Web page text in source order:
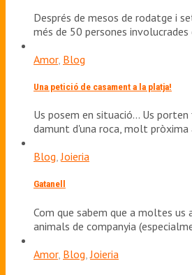
Després de mesos de rodatge i
més de 50 persones
Amor, Blog
Una petició de casament a la platja!
Us posem en situació... Us
damunt d'una roca, molt pròxima
Blog,Joieria
Gatanell
Com que sabem que a moltes us
animals de companyia
Amor, Blog ,Joieria